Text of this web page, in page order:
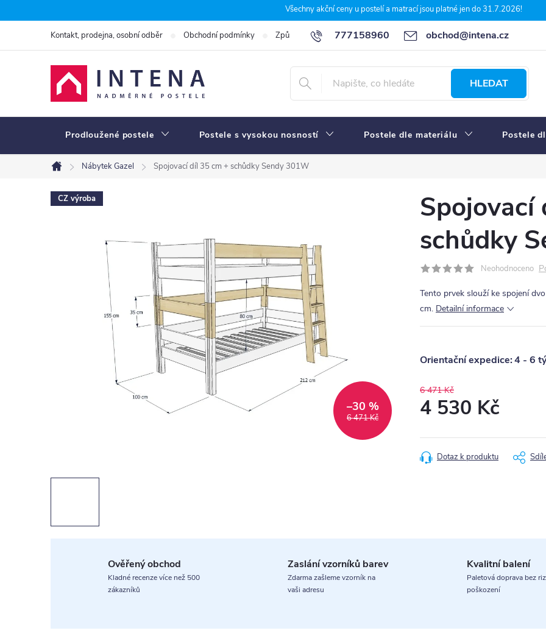
na
Všechny akční ceny u postelí a matrací jsou platné jen do 31.7.2026!
777158960 obchod@intena.cz
Kontakt, prodejna, osobní odběr Obchodní podmínky Způsoby a ceny dopravy 7 důvodů, proč nakupit u Intena nábytek
HLEDAT
Prodloužené postele Postele s vysokou nosností Postele dle materiálu Postele
Domů
Nábytek Gazel Spojovací díl 35 cm + schůdky Sendy 301W
CZ výroba
6 471 Kč
–30 %
Spojovací
schůdky
Neohodnoceno
Tento prvek slouží ke spojení
cm. Detailní informace
4 - 6
6 471 Kč
4 530 Kč
cena:
Dotaz k produktu
Ověřený obchod
Kladné recenze více než 500
zákazníků
Zaslání vzorníků barev
Zdarma zašleme vzorník na
vaši adresu
Kvalitní balení
Paletová doprava bez
poškození